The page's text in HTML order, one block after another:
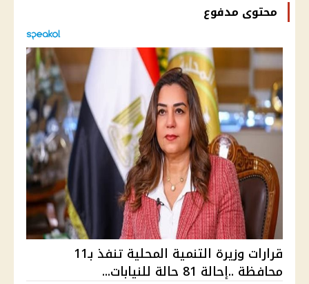
محتوى مدفوع
قرارات وزيرة التنمية المحلية تنفذ بـ11
محافظة ..إحالة 81 حالة للنيابات...